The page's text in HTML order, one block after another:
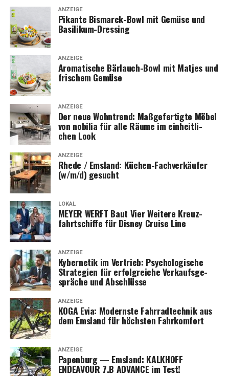
ANZEIGE
Pikan­te Bis­marck-Bowl mit Gemü­se und
Basilikum-Dressing
ANZEIGE
Aro­ma­ti­sche Bär­lauch-Bowl mit Mat­jes und
fri­schem Gemüse
ANZEIGE
Der neue Wohn­trend: Maß­ge­fer­tig­te Möbel
von nobi­lia für alle Räu­me im ein­heit­li­
chen Look
ANZEIGE
Rhe­de / Ems­land: Küchen-Fach­ver­käu­fer
(w/m/d) gesucht
LOKAL
MEYER WERFT Baut Vier Wei­te­re Kreuz­
fahrt­schif­fe für Dis­ney Crui­se Line
ANZEIGE
Kyber­ne­tik im Ver­trieb: Psy­cho­lo­gi­sche
Stra­te­gien für erfolg­rei­che Ver­kaufs­ge­
sprä­che und Abschlüsse
ANZEIGE
KOGA Evia: Moderns­te Fahr­rad­tech­nik aus
dem Ems­land für höchs­ten Fahrkomfort
ANZEIGE
Papen­burg — Ems­land: KALKHOFF
ENDEAVOUR 7.B ADVANCE im Test!